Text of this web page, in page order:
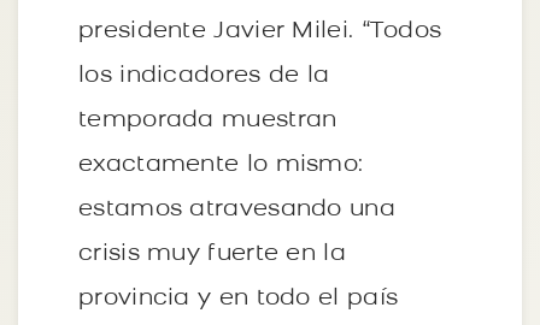
presidente Javier Milei. “Todos
los indicadores de la
temporada muestran
exactamente lo mismo:
estamos atravesando una
crisis muy fuerte en la
provincia y en todo el país